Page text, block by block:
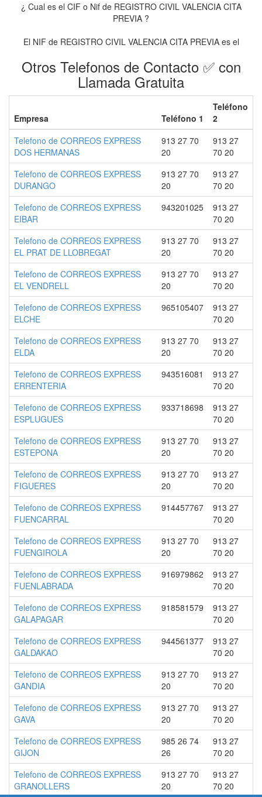
¿ Cual es el CIF o Nif de REGISTRO CIVIL VALENCIA CITA
PREVIA ?
El NIF de REGISTRO CIVIL VALENCIA CITA PREVIA es el
Otros Telefonos de Contacto ✅ con
Llamada Gratuita
Empresa Teléfono 1
Teléfono
2
Telefono de CORREOS EXPRESS
DOS HERMANAS
913 27 70
20
913 27
70 20
Telefono de CORREOS EXPRESS
DURANGO
913 27 70
20
913 27
70 20
Telefono de CORREOS EXPRESS
EIBAR
943201025
913 27
70 20
Telefono de CORREOS EXPRESS
EL PRAT DE LLOBREGAT
913 27 70
20
913 27
70 20
Telefono de CORREOS EXPRESS
EL VENDRELL
913 27 70
20
913 27
70 20
Telefono de CORREOS EXPRESS
ELCHE
965105407
913 27
70 20
Telefono de CORREOS EXPRESS
ELDA
913 27 70
20
913 27
70 20
Telefono de CORREOS EXPRESS
ERRENTERIA
943516081
913 27
70 20
Telefono de CORREOS EXPRESS
ESPLUGUES
933718698
913 27
70 20
Telefono de CORREOS EXPRESS
ESTEPONA
913 27 70
20
913 27
70 20
Telefono de CORREOS EXPRESS
FIGUERES
913 27 70
20
913 27
70 20
Telefono de CORREOS EXPRESS
FUENCARRAL
914457767
913 27
70 20
Telefono de CORREOS EXPRESS
FUENGIROLA
913 27 70
20
913 27
70 20
Telefono de CORREOS EXPRESS
FUENLABRADA
916979862
913 27
70 20
Telefono de CORREOS EXPRESS
GALAPAGAR
918581579
913 27
70 20
Telefono de CORREOS EXPRESS
GALDAKAO
944561377
913 27
70 20
Telefono de CORREOS EXPRESS
GANDIA
913 27 70
20
913 27
70 20
Telefono de CORREOS EXPRESS
GAVA
913 27 70
20
913 27
70 20
Telefono de CORREOS EXPRESS
GIJON
985 26 74
26
913 27
70 20
Telefono de CORREOS EXPRESS
GRANOLLERS
913 27 70
20
913 27
70 20